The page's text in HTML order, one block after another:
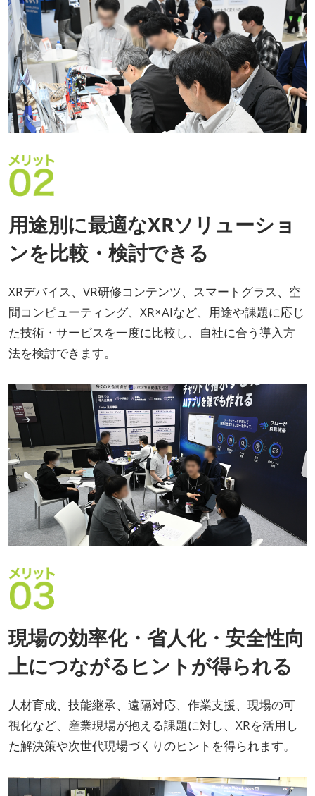
用途別に最適なXRソリューショ
ンを比較・検討できる
XRデバイス、VR研修コンテンツ、スマートグラス、空
間コンピューティング、XR×AIなど、用途や課題に応じ
た技術・サービスを一度に比較し、自社に合う導入方
法を検討できます。
現場の効率化・省人化・安全性向
上につながるヒントが得られる
人材育成、技能継承、遠隔対応、作業支援、現場の可
視化など、産業現場が抱える課題に対し、XRを活用し
た解決策や次世代現場づくりのヒントを得られます。